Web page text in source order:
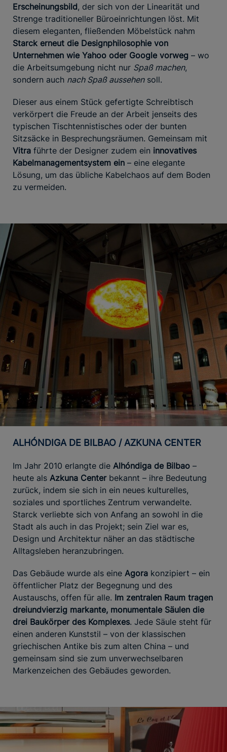
Erscheinungsbild, der sich von der Linearität und
Strenge traditioneller Büroeinrichtungen löst. Mit
diesem eleganten, fließenden Möbelstück nahm
Starck erneut die Designphilosophie von
Unternehmen wie Yahoo oder Google vorweg – wo
die Arbeitsumgebung nicht nur Spaß machen,
sondern auch nach Spaß aussehensoll.
Dieser aus einem Stück gefertigte Schreibtisch
verkörpert die Freude an der Arbeit jenseits des
typischen Tischtennistisches oder der bunten
Sitzsäcke in Besprechungsräumen. Gemeinsam mit
Vitra führte der Designer zudem ein innovatives
Kabelmanagementsystem ein – eine elegante
Lösung, um das übliche Kabelchaos auf dem Boden
zu vermeiden.
ALHÓNDIGA DE BILBAO / AZKUNA CENTER
Im Jahr 2010 erlangte die Alhóndiga de Bilbao –
heute als Azkuna Centerbekannt – ihre Bedeutung
zurück, indem sie sich in ein neues kulturelles,
soziales und sportliches Zentrum verwandelte.
Starck verliebte sich von Anfang an sowohl in die
Stadt als auch in das Projekt; sein Ziel war es,
Design und Architektur näher an das städtische
Alltagsleben heranzubringen.
Das Gebäude wurde als eine Agora konzipiert – ein
öffentlicher Platz der Begegnung und des
Austauschs, offen für alle. Im zentralen Raum tragen
dreiundvierzig markante, monumentale Säulen die
drei Baukörper des Komplexes. Jede Säule steht für
einen anderen Kunststil – von der klassischen
griechischen Antike bis zum alten China – und
gemeinsam sind sie zum unverwechselbaren
Markenzeichen des Gebäudes geworden.